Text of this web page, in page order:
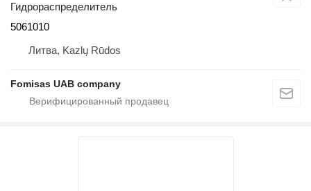
Гидрораспределитель
5061010
Литва, Kazlų Rūdos
Fomisas UAB company